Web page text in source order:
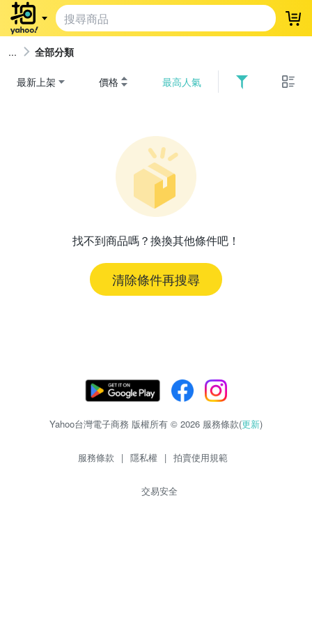
登
全部分類
最新上架 價格 最高人氣
找不到商品嗎？換換其他條件吧！
清除條件再搜尋
Yahoo台灣電子商務 版權所有 © 2026 服務條款(更新)
服務條款 | 隱私權 | 拍賣使用規範
交易安全